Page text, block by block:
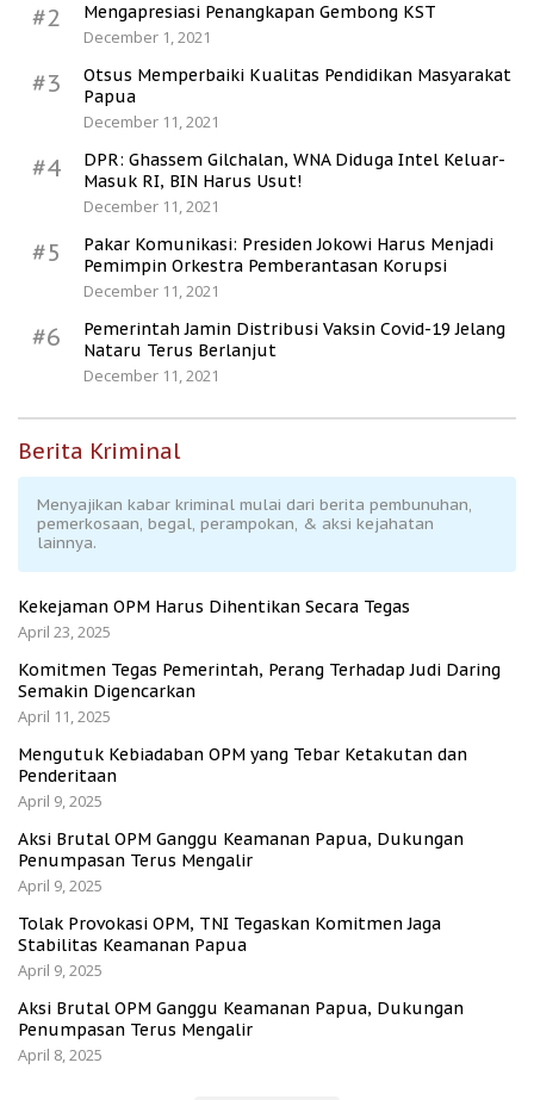
#2
Mengapresiasi Penangkapan Gembong KST
December 1, 2021
#3
Otsus Memperbaiki Kualitas Pendidikan Masyarakat
Papua
December 11, 2021
#4
DPR: Ghassem Gilchalan, WNA Diduga Intel Keluar-
Masuk RI, BIN Harus Usut!
December 11, 2021
#5
Pakar Komunikasi: Presiden Jokowi Harus Menjadi
Pemimpin Orkestra Pemberantasan Korupsi
December 11, 2021
#6
Pemerintah Jamin Distribusi Vaksin Covid-19 Jelang
Nataru Terus Berlanjut
December 11, 2021
Berita Kriminal
Menyajikan kabar kriminal mulai dari berita pembunuhan,
pemerkosaan, begal, perampokan, & aksi kejahatan
lainnya.
Kekejaman OPM Harus Dihentikan Secara Tegas
April 23, 2025
Komitmen Tegas Pemerintah, Perang Terhadap Judi Daring
Semakin Digencarkan
April 11, 2025
Mengutuk Kebiadaban OPM yang Tebar Ketakutan dan
Penderitaan
April 9, 2025
Aksi Brutal OPM Ganggu Keamanan Papua, Dukungan
Penumpasan Terus Mengalir
April 9, 2025
Tolak Provokasi OPM, TNI Tegaskan Komitmen Jaga
Stabilitas Keamanan Papua
April 9, 2025
Aksi Brutal OPM Ganggu Keamanan Papua, Dukungan
Penumpasan Terus Mengalir
April 8, 2025